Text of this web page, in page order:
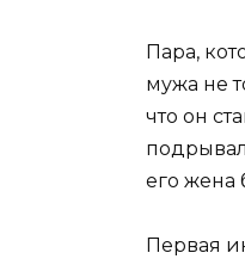
Пара,
мужа не
что он
его жена
Первая